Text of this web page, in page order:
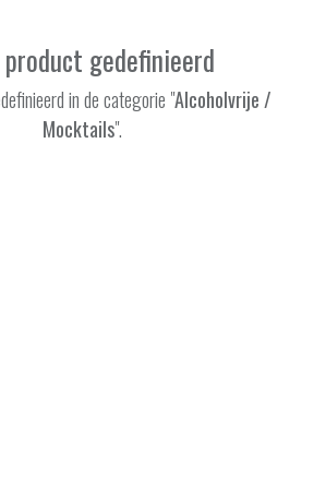
product gedefinieerd
in de categorie "Alcoholvrije /
Mocktails".